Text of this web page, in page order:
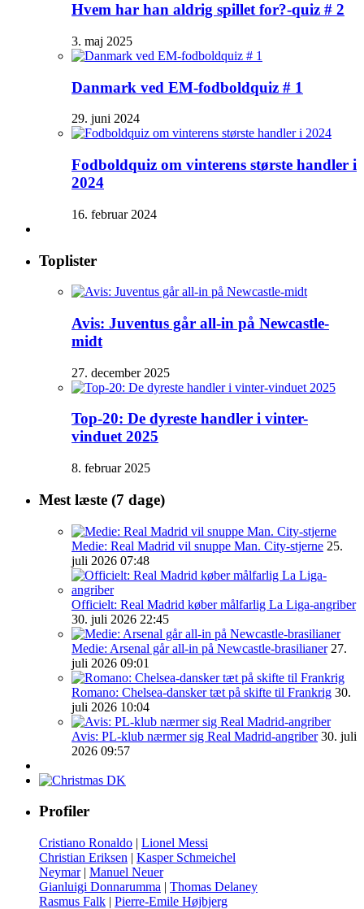
Hvem har han aldrig spillet for?-quiz # 2
3. maj 2025
Danmark ved EM-fodboldquiz # 1
29. juni 2024
Fodboldquiz om vinterens største handler i
2024
16. februar 2024
Toplister
Avis: Juventus går all-in på Newcastle-
midt
27. december 2025
Top-20: De dyreste handler i vinter-
vinduet 2025
8. februar 2025
Mest læste (7 dage)
Medie: Real Madrid vil snuppe Man. City-stjerne 25.
juli 2026 07:48
Officielt: Real Madrid køber målfarlig La Liga-angriber
30. juli 2026 22:45
Medie: Arsenal går all-in på Newcastle-brasilianer 27.
juli 2026 09:01
Romano: Chelsea-dansker tæt på skifte til Frankrig 30.
juli 2026 10:04
Avis: PL-klub nærmer sig Real Madrid-angriber 30. juli
2026 09:57
Profiler
Cristiano Ronaldo | Lionel Messi
Christian Eriksen | Kasper Schmeichel
Neymar| Manuel Neuer
Gianluigi Donnarumma | Thomas Delaney
Rasmus Falk | Pierre-Emile Højbjerg